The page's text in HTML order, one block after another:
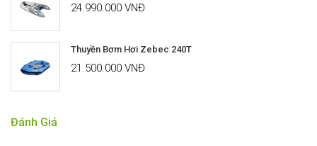
24.990.000 VNĐ
Thuyền Bơm Hơi Zebec 240T
21.500.000 VNĐ
Đánh Giá